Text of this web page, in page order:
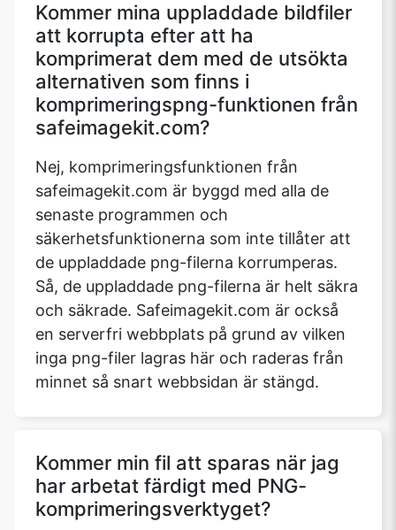
Kommer mina uppladdade bildfiler
att korrupta efter att ha
komprimerat dem med de utsökta
alternativen som finns i
komprimeringspng-funktionen från
safeimagekit.com?
Nej, komprimeringsfunktionen från
safeimagekit.com är byggd med alla de
senaste programmen och
säkerhetsfunktionerna som inte tillåter att
de uppladdade png-filerna korrumperas.
Så, de uppladdade png-filerna är helt säkra
och säkrade. Safeimagekit.com är också
en serverfri webbplats på grund av vilken
inga png-filer lagras här och raderas från
minnet så snart webbsidan är stängd.
Kommer min fil att sparas när jag
har arbetat färdigt med PNG-
komprimeringsverktyget?